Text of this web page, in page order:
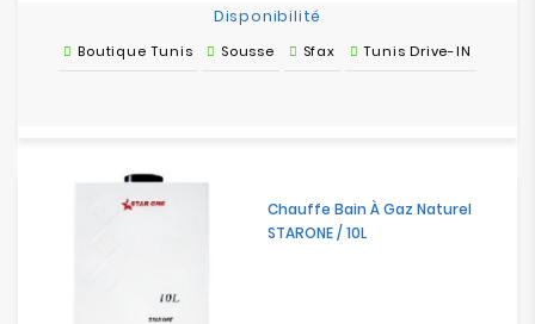
Disponibilité
Boutique Tunis Sousse Sfax Tunis Drive-IN
Chauffe Bain À Gaz Naturel
STARONE / 10L